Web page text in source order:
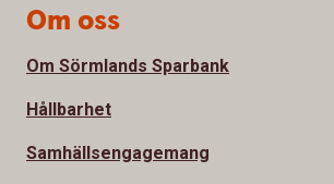
Om oss
Om Sörmlands Sparbank
Hållbarhet
Samhällsengagemang